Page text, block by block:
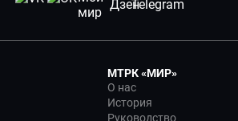
МТРК «МИР»
О нас
История
Руководство